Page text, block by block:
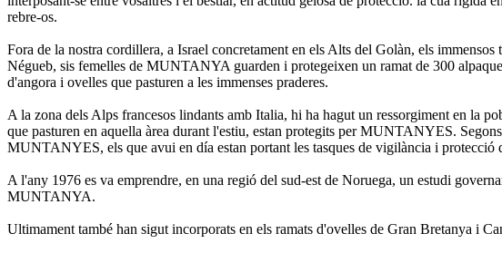
rebre-os.
Fora de la nostra cordillera, a Israel concretament en els Alts del Golàn, els
Négueb, sis femelles de MUNTANYA guarden i protegeixen un ramat de 300
d'angora i ovelles que pasturen a les immenses praderes.
A la zona dels Alps francesos lindants amb Italia, hi ha hagut un ressorgiment en la
que pasturen en aquella àrea durant l'estiu, estan protegits per MUNTANYES.
MUNTANYES, els que avui en día estan portant les tasques de vigilància i protecció
A l'any 1976 es va emprendre, en una regió del sud-est de Noruega, un estudi
MUNTANYA.
Ultimament també han sigut incorporats en els ramats d'ovelles de Gran Bretanya i